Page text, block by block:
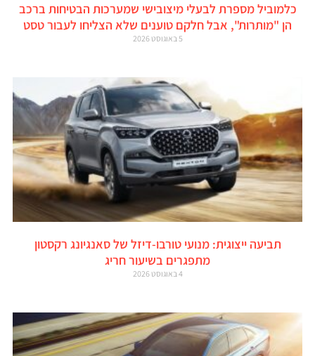
כלמוביל מספרת לבעלי מיצובישי שמערכות הבטיחות ברכב
הן "מותרות", אבל חלקם טוענים שלא הצליחו לעבור טסט
5 באוגוסט 2026
תביעה ייצוגית: מנועי טורבו-דיזל של סאנגיונג רקסטון
מתפגרים בשיעור חריג
4 באוגוסט 2026